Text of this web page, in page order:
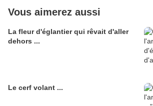
Vous aimerez aussi
La fleur d'églantier qui rêvait d'aller
dehors ...
Le cerf volant ...